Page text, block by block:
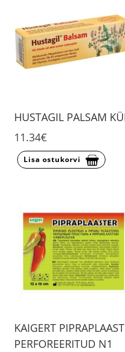
HUSTAGIL PALSAM
11.34€
Lisa ostukorvi
KAIGERT
PERFOREERITUD N1